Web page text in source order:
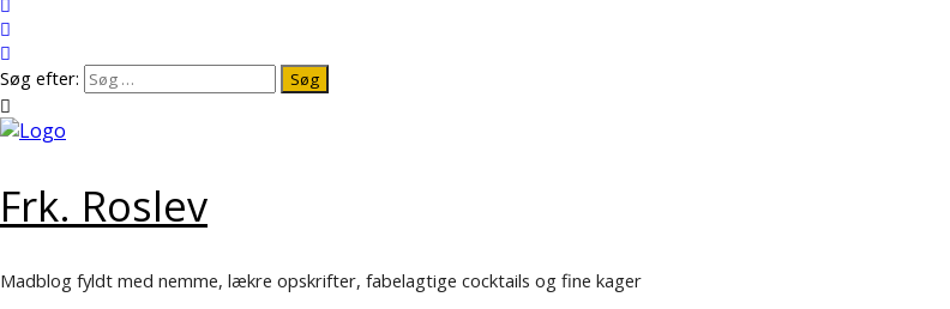
Søg efter:
Frk. Roslev
Madblog fyldt med nemme, lækre opskrifter, fabelagtige cocktails og fine kager